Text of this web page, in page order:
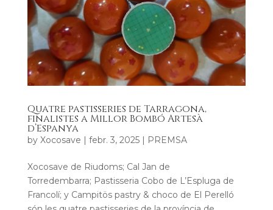
Quatre pastisseries de Tarragona,
finalistes a Millor Bombó Artesà
d’Espanya
by Xocosave | febr. 3, 2025| PREMSA
Xocosave de Riudoms; Cal Jan de
Torredembarra; Pastisseria Cobo de L’Espluga de
Francolí; y Campitös pastry & choco de El Perelló